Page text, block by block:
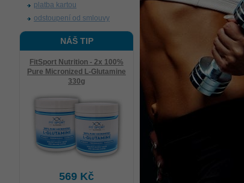
platba kartou
odstoupení od smlouvy
NÁŠ TIP
FitSport Nutrition - 2x 100%
Pure Micronized L-Glutamine
330g
569 Kč